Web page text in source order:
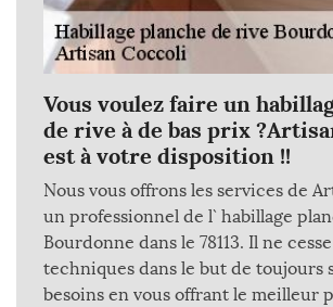
Vous voulez faire un
de rive à de bas prix
est à votre disposition !!
Nous vous offrons les services de
un professionnel de l` habillage
Bourdonne dans le 78113. Il ne
techniques dans le but de toujours
besoins en vous offrant le meilleur